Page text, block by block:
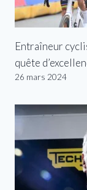
Entraîneur
quête
26 mars 2024